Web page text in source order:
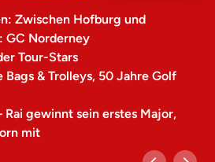
Zwischen Hofburg und
GC Norderney
Tour-Stars
& Trolleys, 50 Jahre Golf
Rai gewinnt sein erstes Major,
mit